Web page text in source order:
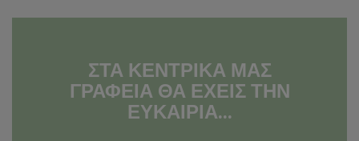
ΣΤΑ ΚΕΝΤΡΙΚΑ ΜΑΣ
ΓΡΑΦΕΙΑ ΘΑ ΕΧΕΙΣ ΤΗΝ
ΕΥΚΑΙΡΙΑ...